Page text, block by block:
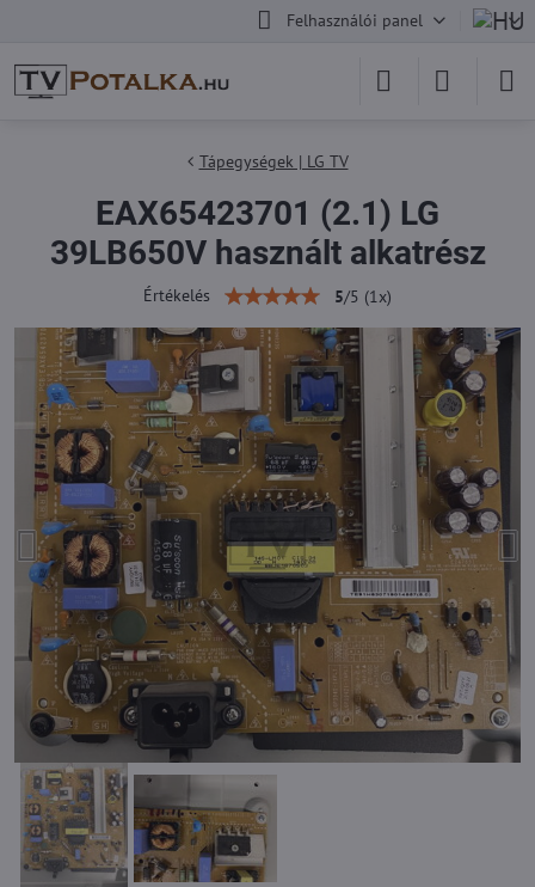
Felhasználói panel
Tápegységek | LG TV
EAX65423701 (2.1) LG
39LB650V használt alkatrész
Értékelés 5/5 (1 x)